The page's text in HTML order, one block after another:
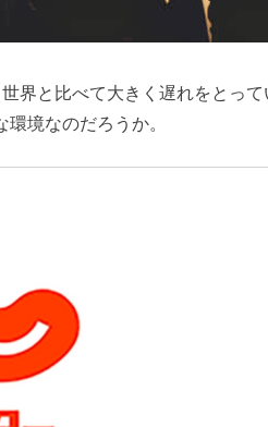
界と比べて大きく遅れをとって
境なのだろうか。